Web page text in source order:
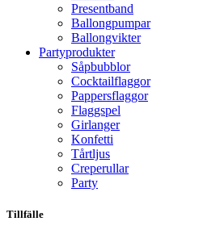
Presentband
Ballongpumpar
Ballong­vikter
Party­­produkter
Såpbubblor
Cocktail­flaggor
Pappers­flaggor
Flaggspel
Girlanger
Konfetti
Tårtljus
Creperullar
Party
Tillfälle